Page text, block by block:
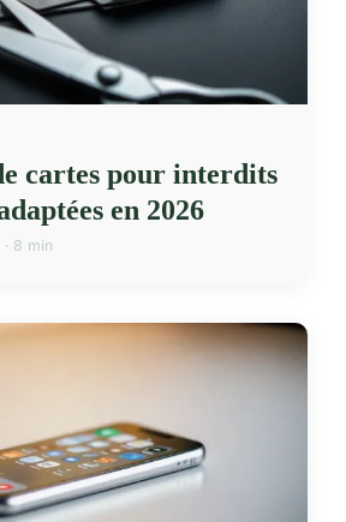
cartes pour interdits
en 2026
8 min